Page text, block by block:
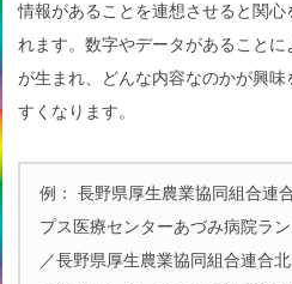
情報があることを連想させると関心
れます。数字やデータがあることに
が生まれ、どんな内容なのかが興味
すくなります。
例： 長野県厚生農業協同組合連
プス医療センターあづみ病院ラ
／長野県厚生農業協同組合連合